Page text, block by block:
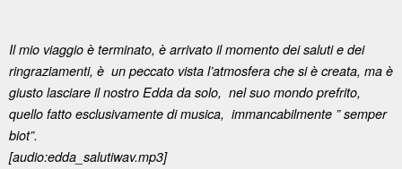
Il mio viaggio è terminato, è arrivato il momento dei saluti e dei
ringraziamenti, è un peccato vista l’atmosfera che si è creata, ma è
giusto lasciare il nostro Edda da solo, nel suo mondo prefrito,
quello fatto esclusivamente di musica, immancabilmente ” semper
biot”.
[audio:edda_salutiwav.mp3]